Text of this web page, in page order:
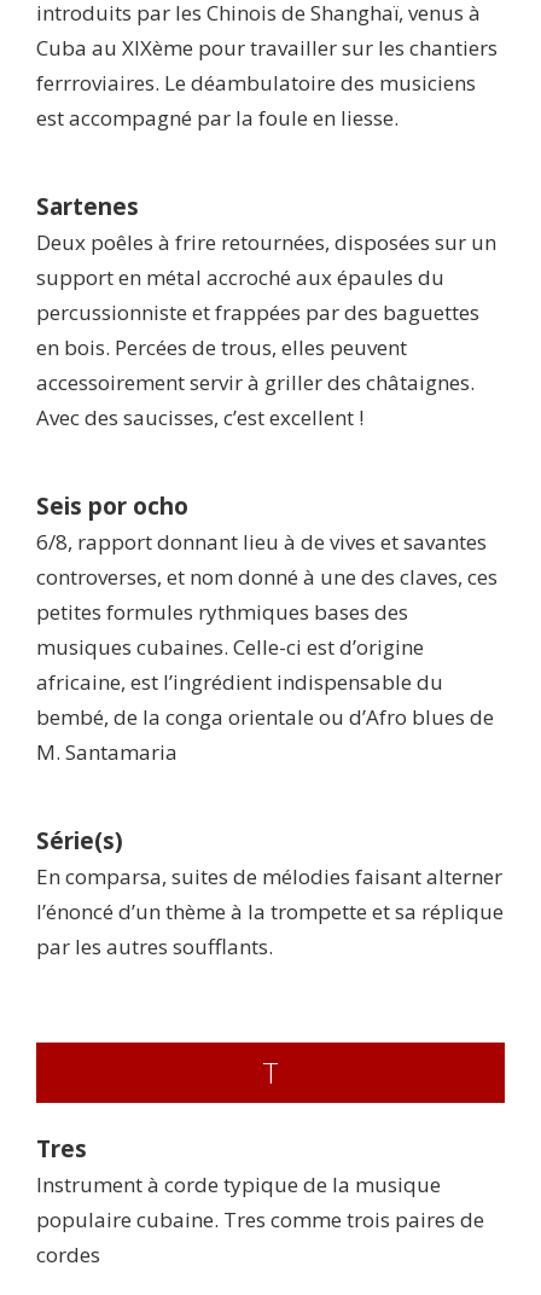
introduits par les Chinois de Shanghaï, venus à
Cuba au XIXème pour travailler sur les chantiers
ferrroviaires. Le déambulatoire des musiciens
est accompagné par la foule en liesse.
Sartenes
Deux poêles à frire retournées, disposées sur un
support en métal accroché aux épaules du
percussionniste et frappées par des baguettes
en bois. Percées de trous, elles peuvent
accessoirement servir à griller des châtaignes.
Avec des saucisses, c’est excellent !
Seis por ocho
6/8, rapport donnant lieu à de vives et savantes
controverses, et nom donné à une des claves, ces
petites formules rythmiques bases des
musiques cubaines. Celle-ci est d’origine
africaine, est l’ingrédient indispensable du
bembé, de la conga orientale ou d’Afro blues de
M. Santamaria
Série(s)
En comparsa, suites de mélodies faisant alterner
l’énoncé d’un thème à la trompette et sa réplique
par les autres soufflants.
T
Tres
Instrument à corde typique de la musique
populaire cubaine. Tres comme trois paires de
cordes